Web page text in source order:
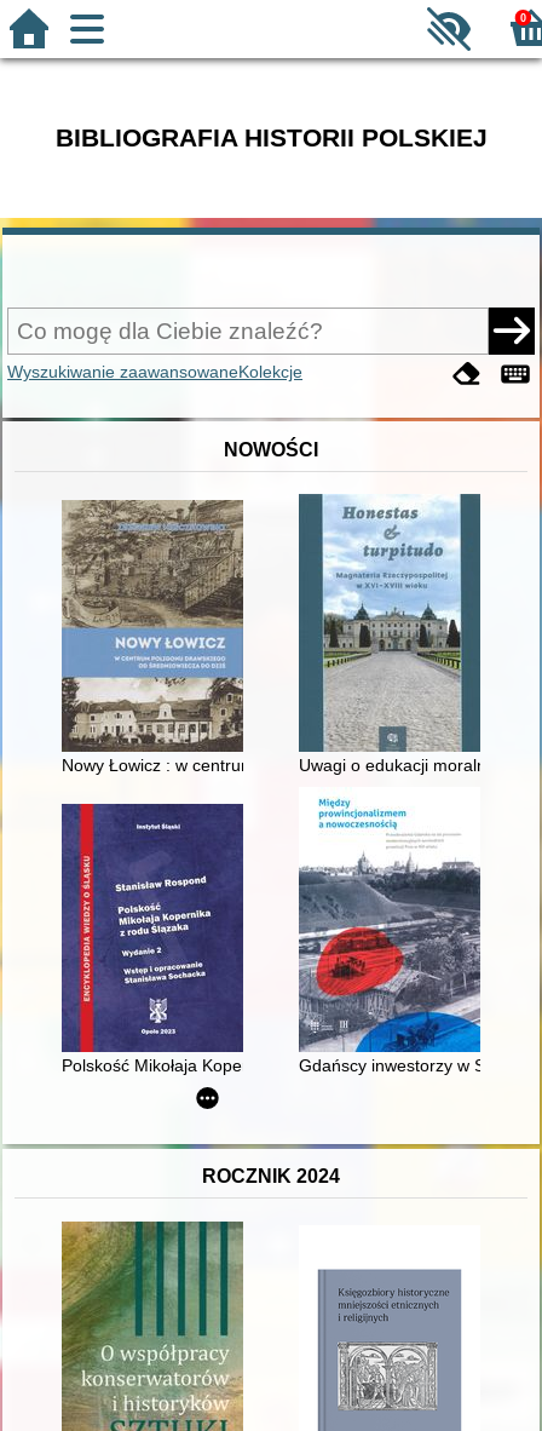
0
BIBLIOGRAFIA HISTORII POLSKIEJ
Wyszukiwanie zaawansowaneKolekcje
NOWOŚCI
Nowy Łowicz : w centrum poligonu drawskiego od
Uwagi o edukacji moralnej
Polskość Mikołaja Kopernika z rodu Ślązaka
Gdańscy inwestorzy w
ROCZNIK 2024